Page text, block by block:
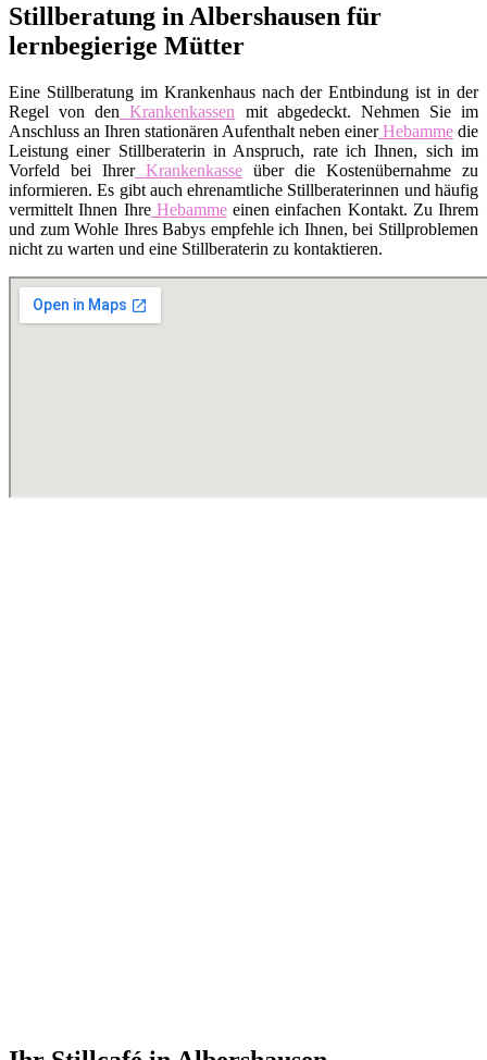
Stillberatung in Albershausen für
lernbegierige Mütter
Eine Stillberatung im Krankenhaus nach der Entbindung ist in der
Regel von den Krankenkassen mit abgedeckt. Nehmen Sie im
Anschluss an Ihren stationären Aufenthalt neben einerHebamme die
Leistung einer Stillberaterin in Anspruch, rate ich Ihnen, sich im
Vorfeld bei IhrerKrankenkasse über die Kostenübernahme zu
informieren. Es gibt auch ehrenamtliche Stillberaterinnen und häufig
vermittelt Ihnen IhreHebammeeinen einfachen Kontakt. Zu Ihrem
und zum Wohle Ihres Babys empfehle ich Ihnen, bei Stillproblemen
nicht zu warten und eine Stillberaterin zu kontaktieren.